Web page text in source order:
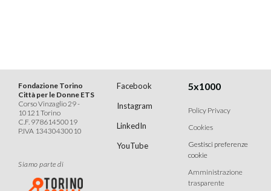
Fondazione Torino
Città per le Donne ETS
Corso Vinzaglio 29 -
10121 Torino
C.F. 97861450019
P.IVA 13430430010
Siamo parte di
Facebook
Instagram
LinkedIn
YouTube
5x1000
Policy Privacy
Cookies
Gestisci preferenze
cookie
Amministrazione
trasparente